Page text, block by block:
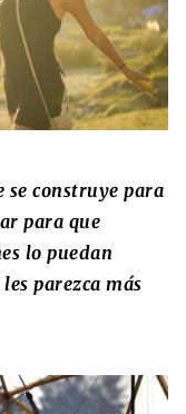
se construye para
para que
lo puedan
parezca más